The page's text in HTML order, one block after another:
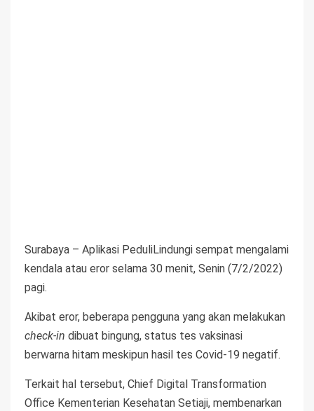
Surabaya – Aplikasi PeduliLindungi sempat mengalami
kendala atau eror selama 30 menit, Senin (7/2/2022)
pagi.
Akibat eror, beberapa pengguna yang akan melakukan
check-in dibuat bingung, status tes vaksinasi
berwarna hitam meskipun hasil tes Covid-19 negatif.
Terkait hal tersebut, Chief Digital Transformation
Office Kementerian Kesehatan Setiaji, membenarkan